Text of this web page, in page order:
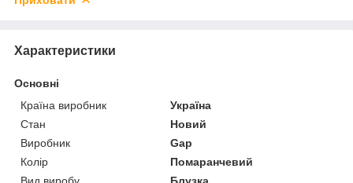
Характеристики
Основні
Країна виробник
Україна
Стан
Новий
Виробник
Gap
Колір
Помаранчевий
Вид виробу
Блузка